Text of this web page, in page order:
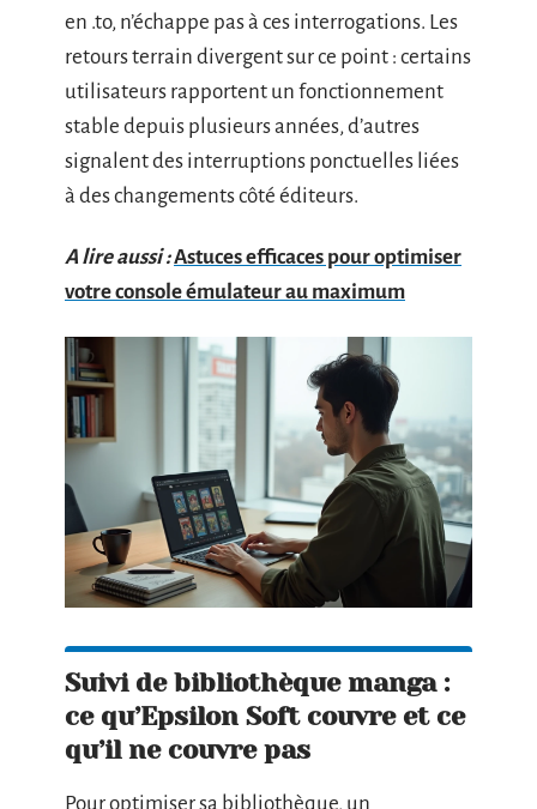
en .to, n’échappe pas à ces interrogations. Les
retours terrain divergent sur ce point : certains
utilisateurs rapportent un fonctionnement
stable depuis plusieurs années, d’autres
signalent des interruptions ponctuelles liées
à des changements côté éditeurs.
A lire aussi :Astuces efficaces pour optimiser
votre console émulateur au maximum
Suivi de bibliothèque manga :
ce qu’Epsilon Soft couvre et ce
qu’il ne couvre pas
Pour optimiser sa bibliothèque, un